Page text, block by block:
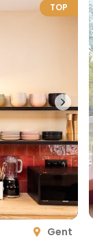
TOP
Gent